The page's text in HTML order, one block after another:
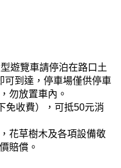
遊覽車請停泊在路口土
可到達，停車場僅供停車
勿放置車內。
免收費），可抵50元消
花草樹木及各項設備敬
賠償。